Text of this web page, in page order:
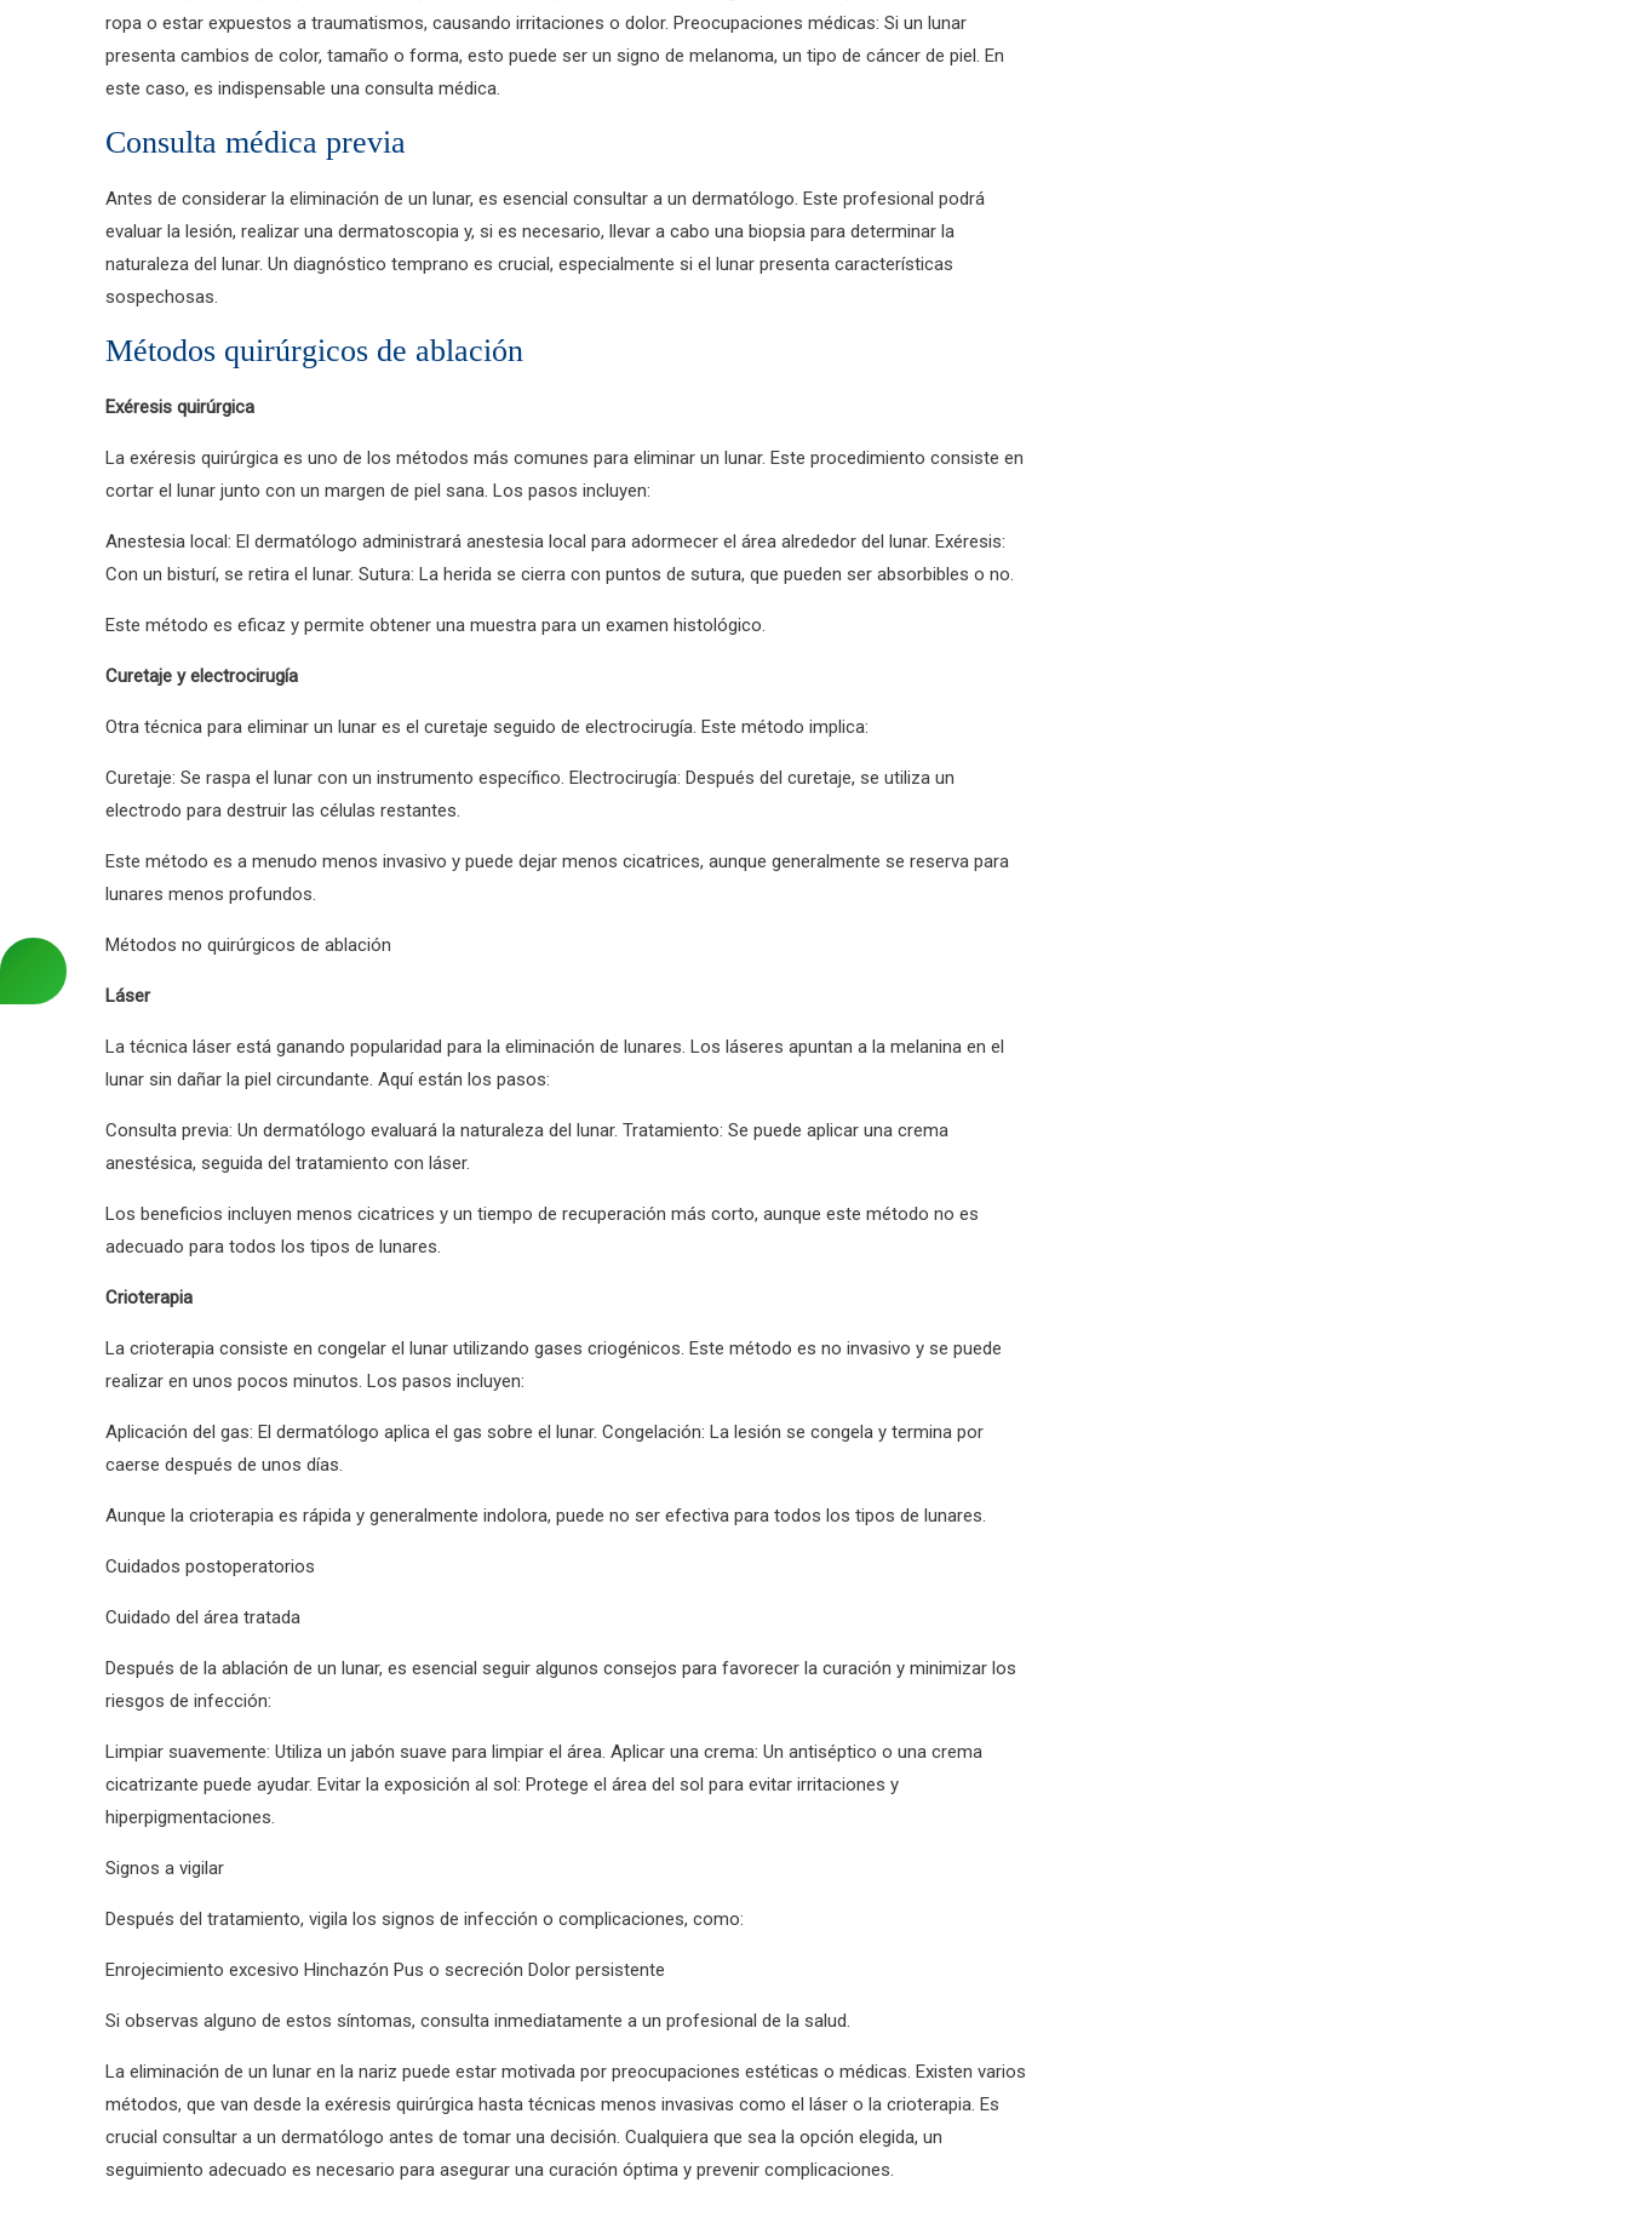
ropa o estar expuestos a traumatismos, causando irritaciones o dolor. Preocupaciones médicas: Si un lunar
presenta cambios de color, tamaño o forma, esto puede ser un signo de melanoma, un tipo de cáncer de piel. En
este caso, es indispensable una consulta médica.
Consulta médica previa
Antes de considerar la eliminación de un lunar, es esencial consultar a un dermatólogo. Este profesional podrá
evaluar la lesión, realizar una dermatoscopia y, si es necesario, llevar a cabo una biopsia para determinar la
naturaleza del lunar. Un diagnóstico temprano es crucial, especialmente si el lunar presenta características
sospechosas.
Métodos quirúrgicos de ablación
Exéresis quirúrgica
La exéresis quirúrgica es uno de los métodos más comunes para eliminar un lunar. Este procedimiento consiste en
cortar el lunar junto con un margen de piel sana. Los pasos incluyen:
Anestesia local: El dermatólogo administrará anestesia local para adormecer el área alrededor del lunar. Exéresis:
Con un bisturí, se retira el lunar. Sutura: La herida se cierra con puntos de sutura, que pueden ser absorbibles o no.
Este método es eficaz y permite obtener una muestra para un examen histológico.
Curetaje y electrocirugía
Otra técnica para eliminar un lunar es el curetaje seguido de electrocirugía. Este método implica:
Curetaje: Se raspa el lunar con un instrumento específico. Electrocirugía: Después del curetaje, se utiliza un
electrodo para destruir las células restantes.
Este método es a menudo menos invasivo y puede dejar menos cicatrices, aunque generalmente se reserva para
lunares menos profundos.
Métodos no quirúrgicos de ablación
Láser
La técnica láser está ganando popularidad para la eliminación de lunares. Los láseres apuntan a la melanina en el
lunar sin dañar la piel circundante. Aquí están los pasos:
Consulta previa: Un dermatólogo evaluará la naturaleza del lunar. Tratamiento: Se puede aplicar una crema
anestésica, seguida del tratamiento con láser.
Los beneficios incluyen menos cicatrices y un tiempo de recuperación más corto, aunque este método no es
adecuado para todos los tipos de lunares.
Crioterapia
La crioterapia consiste en congelar el lunar utilizando gases criogénicos. Este método es no invasivo y se puede
realizar en unos pocos minutos. Los pasos incluyen:
Aplicación del gas: El dermatólogo aplica el gas sobre el lunar. Congelación: La lesión se congela y termina por
caerse después de unos días.
Aunque la crioterapia es rápida y generalmente indolora, puede no ser efectiva para todos los tipos de lunares.
Cuidados postoperatorios
Cuidado del área tratada
Después de la ablación de un lunar, es esencial seguir algunos consejos para favorecer la curación y minimizar los
riesgos de infección:
Limpiar suavemente: Utiliza un jabón suave para limpiar el área. Aplicar una crema: Un antiséptico o una crema
cicatrizante puede ayudar. Evitar la exposición al sol: Protege el área del sol para evitar irritaciones y
hiperpigmentaciones.
Signos a vigilar
Después del tratamiento, vigila los signos de infección o complicaciones, como:
Enrojecimiento excesivo Hinchazón Pus o secreción Dolor persistente
Si observas alguno de estos síntomas, consulta inmediatamente a un profesional de la salud.
La eliminación de un lunar en la nariz puede estar motivada por preocupaciones estéticas o médicas. Existen varios
métodos, que van desde la exéresis quirúrgica hasta técnicas menos invasivas como el láser o la crioterapia. Es
crucial consultar a un dermatólogo antes de tomar una decisión. Cualquiera que sea la opción elegida, un
seguimiento adecuado es necesario para asegurar una curación óptima y prevenir complicaciones.